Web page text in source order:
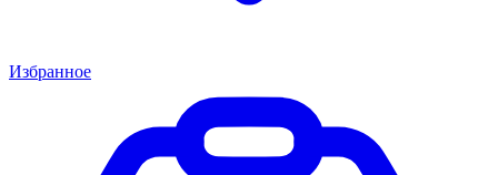
Избранное